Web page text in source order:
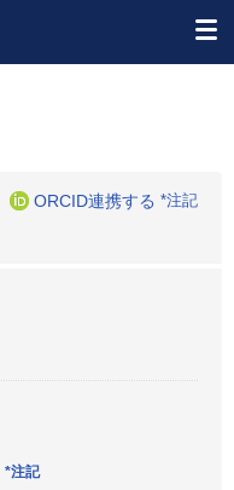
ORCID連携する *注記
*注記